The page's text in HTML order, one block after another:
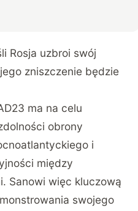
Rosja uzbroi swój
zniszczenie będzie
ma na celu
obrony
i
między
Sanowi więc kluczową
swojego